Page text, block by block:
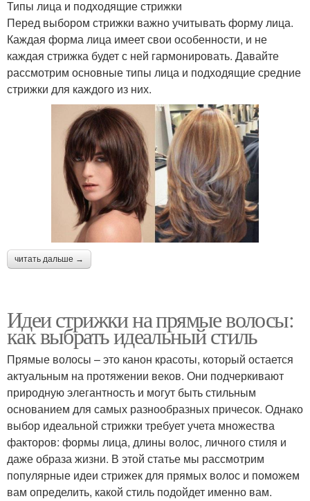
Типы лица и подходящие стрижки
Перед выбором стрижки важно учитывать форму лица.
Каждая форма лица имеет свои особенности, и не
каждая стрижка будет с ней гармонировать. Давайте
рассмотрим основные типы лица и подходящие средние
стрижки для каждого из них.
читать дальше →
Идеи стрижки на прямые волосы:
как выбрать идеальный стиль
Прямые волосы – это канон красоты, который остается
актуальным на протяжении веков. Они подчеркивают
природную элегантность и могут быть стильным
основанием для самых разнообразных причесок. Однако
выбор идеальной стрижки требует учета множества
факторов: формы лица, длины волос, личного стиля и
даже образа жизни. В этой статье мы рассмотрим
популярные идеи стрижек для прямых волос и поможем
вам определить, какой стиль подойдет именно вам.